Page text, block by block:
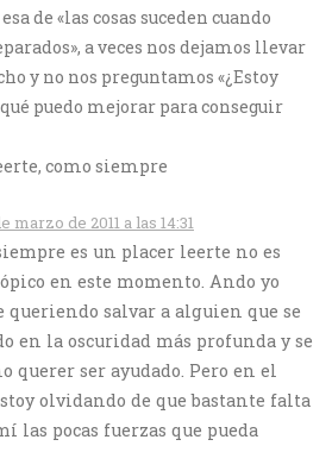
de «las cosas suceden cuando
a veces nos dejamos llevar
y no nos preguntamos «¿Estoy
qué puedo mejorar para conseguir
como siempre
marzo de 2011 a las 14:31
es un placer leerte no es
en este momento. Ando yo
salvar a alguien que se
en la oscuridad más profunda y se
querer ser ayudado. Pero en el
olvidando de que bastante falta
las pocas fuerzas que pueda